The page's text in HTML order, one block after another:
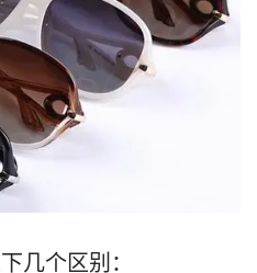
几个区别：